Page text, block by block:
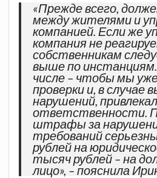
«Прежде всего,
между жителями и
компанией. Если же
компания не
собственникам
выше по
числе – чтобы мы
проверки и, в случае
нарушений,
ответственности.
штрафы за
требований
рублей на
тысяч рублей – на
лицо», – пояснила